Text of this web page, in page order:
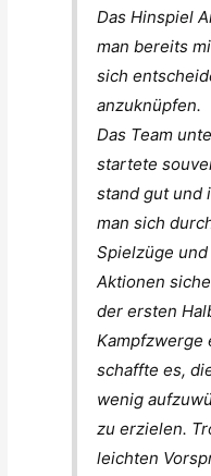
Das Hinspiel
man bereits
sich
anzuknüpfen.
Das Team
startete
stand gut und
man sich
Spielzüge
Aktionen
der ersten
Kampfzwerge
schaffte es,
wenig
zu erzielen.
leichten